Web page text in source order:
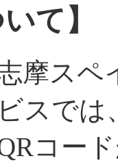
て】
摩スペ
スでは
コー